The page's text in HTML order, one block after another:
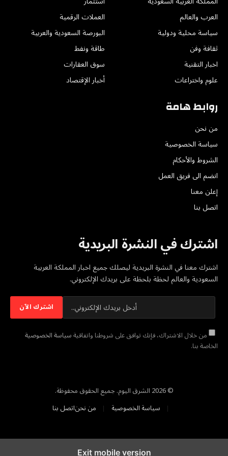
العرب والعالم
سياسة محلية ودولية
ثقافة وفن
اخبار التقنية
علوم واختراعات
العملات الرقمية
البورصة السعودية والعربية
طاقة ونفط
سوق العقارات
أخبار الإقتصاد
روابط هامة
من نحن
سياسة الخصوصية
الشروط والأحكام
انضم الى فريق العمل
إعلن معنا
اتصل بنا
اشترك في النشرة البريدية
اشترك معنا في النشرة البريدية ليصلك جميع اخبار المملكة العربية
السعودية والعالم لحظة بلحظة على بريدك الإلكتروني.
من خلال الاشتراك، فإنك توافق على شروطنا واتفاقيةسياسة الخصوصية
الخاصة بنا.
© 2026 الشرق اليوم. جميع الحقوق محفوظة.
سياسة الخصوصية
من نحناتصل بنا
Exit mobile version